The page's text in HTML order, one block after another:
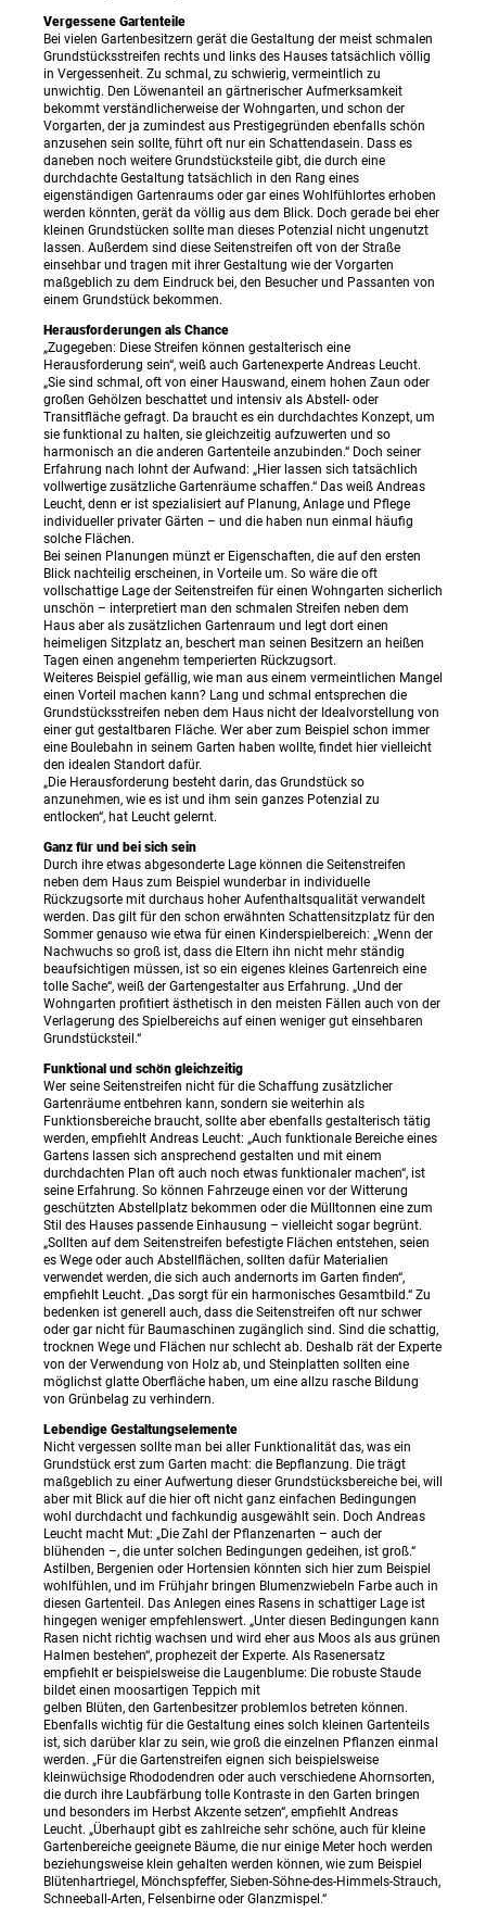
Vergessene Gartenteile
Bei vielen Gartenbesitzern gerät die Gestaltung der meist schmalen
Grundstücksstreifen rechts und links des Hauses tatsächlich völlig
in Vergessenheit. Zu schmal, zu schwierig, vermeintlich zu
unwichtig. Den Löwenanteil an gärtnerischer Aufmerksamkeit
bekommt verständlicherweise der Wohngarten, und schon der
Vorgarten, der ja zumindest aus Prestigegründen ebenfalls schön
anzusehen sein sollte, führt oft nur ein Schattendasein. Dass es
daneben noch weitere Grundstücksteile gibt, die durch eine
durchdachte Gestaltung tatsächlich in den Rang eines
eigenständigen Gartenraums oder gar eines Wohlfühlortes erhoben
werden könnten, gerät da völlig aus dem Blick. Doch gerade bei eher
kleinen Grundstücken sollte man dieses Potenzial nicht ungenutzt
lassen. Außerdem sind diese Seitenstreifen oft von der Straße
einsehbar und tragen mit ihrer Gestaltung wie der Vorgarten
maßgeblich zu dem Eindruck bei, den Besucher und Passanten von
einem Grundstück bekommen.
Herausforderungen als Chance
„Zugegeben: Diese Streifen können gestalterisch eine
Herausforderung sein“, weiß auch Gartenexperte Andreas Leucht.
„Sie sind schmal, oft von einer Hauswand, einem hohen Zaun oder
großen Gehölzen beschattet und intensiv als Abstell- oder
Transitfläche gefragt. Da braucht es ein durchdachtes Konzept, um
sie funktional zu halten, sie gleichzeitig aufzuwerten und so
harmonisch an die anderen Gartenteile anzubinden.“ Doch seiner
Erfahrung nach lohnt der Aufwand: „Hier lassen sich tatsächlich
vollwertige zusätzliche Gartenräume schaffen.“ Das weiß Andreas
Leucht, denn er ist spezialisiert auf Planung, Anlage und Pflege
individueller privater Gärten – und die haben nun einmal häufig
solche Flächen.
Bei seinen Planungen münzt er Eigenschaften, die auf den ersten
Blick nachteilig erscheinen, in Vorteile um. So wäre die oft
vollschattige Lage der Seitenstreifen für einen Wohngarten sicherlich
unschön – interpretiert man den schmalen Streifen neben dem
Haus aber als zusätzlichen Gartenraum und legt dort einen
heimeligen Sitzplatz an, beschert man seinen Besitzern an heißen
Tagen einen angenehm temperierten Rückzugsort.
Weiteres Beispiel gefällig, wie man aus einem vermeintlichen Mangel
einen Vorteil machen kann? Lang und schmal entsprechen die
Grundstücksstreifen neben dem Haus nicht der Idealvorstellung von
einer gut gestaltbaren Fläche. Wer aber zum Beispiel schon immer
eine Boulebahn in seinem Garten haben wollte, findet hier vielleicht
den idealen Standort dafür.
„Die Herausforderung besteht darin, das Grundstück so
anzunehmen, wie es ist und ihm sein ganzes Potenzial zu
entlocken“, hat Leucht gelernt.
Ganz für und bei sich sein
Durch ihre etwas abgesonderte Lage können die Seitenstreifen
neben dem Haus zum Beispiel wunderbar in individuelle
Rückzugsorte mit durchaus hoher Aufenthaltsqualität verwandelt
werden. Das gilt für den schon erwähnten Schattensitzplatz für den
Sommer genauso wie etwa für einen Kinderspielbereich: „Wenn der
Nachwuchs so groß ist, dass die Eltern ihn nicht mehr ständig
beaufsichtigen müssen, ist so ein eigenes kleines Gartenreich eine
tolle Sache“, weiß der Gartengestalter aus Erfahrung. „Und der
Wohngarten profitiert ästhetisch in den meisten Fällen auch von der
Verlagerung des Spielbereichs auf einen weniger gut einsehbaren
Grundstücksteil.“
Funktional und schön gleichzeitig
Wer seine Seitenstreifen nicht für die Schaffung zusätzlicher
Gartenräume entbehren kann, sondern sie weiterhin als
Funktionsbereiche braucht, sollte aber ebenfalls gestalterisch tätig
werden, empfiehlt Andreas Leucht: „Auch funktionale Bereiche eines
Gartens lassen sich ansprechend gestalten und mit einem
durchdachten Plan oft auch noch etwas funktionaler machen“, ist
seine Erfahrung. So können Fahrzeuge einen vor der Witterung
geschützten Abstellplatz bekommen oder die Mülltonnen eine zum
Stil des Hauses passende Einhausung – vielleicht sogar begrünt.
„Sollten auf dem Seitenstreifen befestigte Flächen entstehen, seien
es Wege oder auch Abstellflächen, sollten dafür Materialien
verwendet werden, die sich auch andernorts im Garten finden“,
empfiehlt Leucht. „Das sorgt für ein harmonisches Gesamtbild.“ Zu
bedenken ist generell auch, dass die Seitenstreifen oft nur schwer
oder gar nicht für Baumaschinen zugänglich sind. Sind die schattig,
trocknen Wege und Flächen nur schlecht ab. Deshalb rät der Experte
von der Verwendung von Holz ab, und Steinplatten sollten eine
möglichst glatte Oberfläche haben, um eine allzu rasche Bildung
von Grünbelag zu verhindern.
Lebendige Gestaltungselemente
Nicht vergessen sollte man bei aller Funktionalität das, was ein
Grundstück erst zum Garten macht: die Bepflanzung. Die trägt
maßgeblich zu einer Aufwertung dieser Grundstücksbereiche bei, will
aber mit Blick auf die hier oft nicht ganz einfachen Bedingungen
wohl durchdacht und fachkundig ausgewählt sein. Doch Andreas
Leucht macht Mut: „Die Zahl der Pflanzenarten – auch der
blühenden –, die unter solchen Bedingungen gedeihen, ist groß.“
Astilben, Bergenien oder Hortensien könnten sich hier zum Beispiel
wohlfühlen, und im Frühjahr bringen Blumenzwiebeln Farbe auch in
diesen Gartenteil. Das Anlegen eines Rasens in schattiger Lage ist
hingegen weniger empfehlenswert. „Unter diesen Bedingungen kann
Rasen nicht richtig wachsen und wird eher aus Moos als aus grünen
Halmen bestehen“, prophezeit der Experte. Als Rasenersatz
empfiehlt er beispielsweise die Laugenblume: Die robuste Staude
bildet einen moosartigen Teppich mit
gelben Blüten, den Gartenbesitzer problemlos betreten können.
Ebenfalls wichtig für die Gestaltung eines solch kleinen Gartenteils
ist, sich darüber klar zu sein, wie groß die einzelnen Pflanzen einmal
werden. „Für die Gartenstreifen eignen sich beispielsweise
kleinwüchsige Rhododendren oder auch verschiedene Ahornsorten,
die durch ihre Laubfärbung tolle Kontraste in den Garten bringen
und besonders im Herbst Akzente setzen“, empfiehlt Andreas
Leucht. „Überhaupt gibt es zahlreiche sehr schöne, auch für kleine
Gartenbereiche geeignete Bäume, die nur einige Meter hoch werden
beziehungsweise klein gehalten werden können, wie zum Beispiel
Blütenhartriegel, Mönchspfeffer, Sieben-Söhne-des-Himmels-Strauch,
Schneeball-Arten, Felsenbirne oder Glanzmispel.“